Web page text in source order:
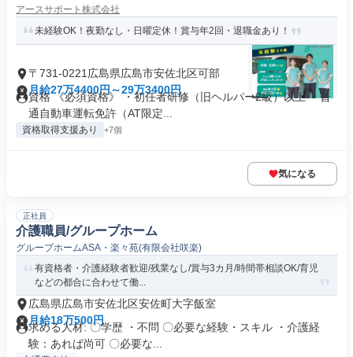
アースサポート株式会社
未経験OK！夜勤なし・日曜定休！賞与年2回・退職金あり！
〒731-0221広島県広島市安佐北区可部
月給27万4400円～29万3400円
資格 《必須資格》 ・初任者研修（旧ヘルパー2級）以上 ・普
通自動車運転免許（AT限定...
資格取得支援あり +7個
気になる
正社員
介護職員/グループホーム
グループホームASA・楽々苑(有限会社咲楽)
有資格者・介護経験者歓迎/残業なし/賞与3カ月/時間帯相談OK/育児
などの都合に合わせて働...
広島県広島市安佐北区安佐町大字飯室
月給18万500円
求める人材: 〇学歴 ・不問 〇必要な経験・スキル ・介護経
験：あれば尚可 〇必要な...